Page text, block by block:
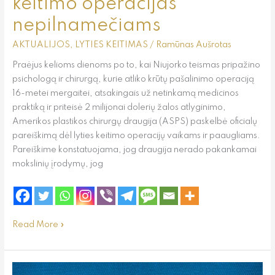
keitimo operacijas
nepilnamečiams
AKTUALIJOS, LYTIES KEITIMAS / Ramūnas Aušrotas
Praėjus kelioms dienoms po to, kai Niujorko teismas pripažino
psichologą ir chirurgą, kurie atliko krūtų pašalinimo operaciją
16-metei mergaitei, atsakingais už netinkamą medicinos
praktiką ir priteisė 2 milijonai dolerių žalos atlyginimo,
Amerikos plastikos chirurgų draugija (ASPS) paskelbė oficialų
pareiškimą dėl lyties keitimo operacijų vaikams ir paaugliams.
Pareiškime konstatuojama, jog draugija nerado pakankamai
mokslinių įrodymų, jog
Read More »
Kaip